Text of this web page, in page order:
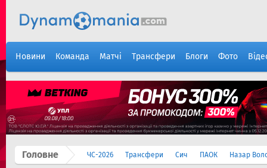
Новини Команда Матчі Трансфери Блоги Фото
Головне ЧС-2026 Трансфери Сич ПАОК Назар